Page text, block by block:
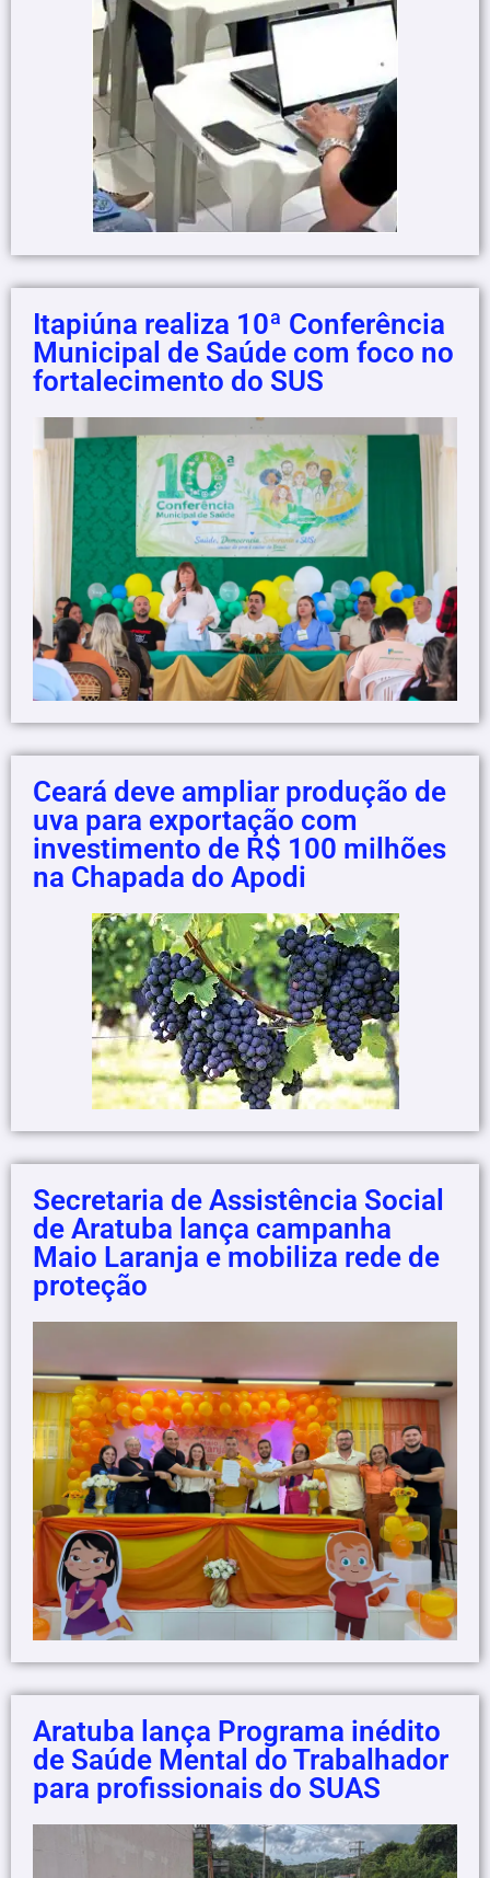
Itapiúna realiza 10ª Conferência
Municipal de Saúde com foco no
fortalecimento do SUS
Ceará deve ampliar produção de
uva para exportação com
investimento de R$ 100 milhões
na Chapada do Apodi
Secretaria de Assistência Social
de Aratuba lança campanha
Maio Laranja e mobiliza rede de
proteção
Aratuba lança Programa inédito
de Saúde Mental do Trabalhador
para profissionais do SUAS